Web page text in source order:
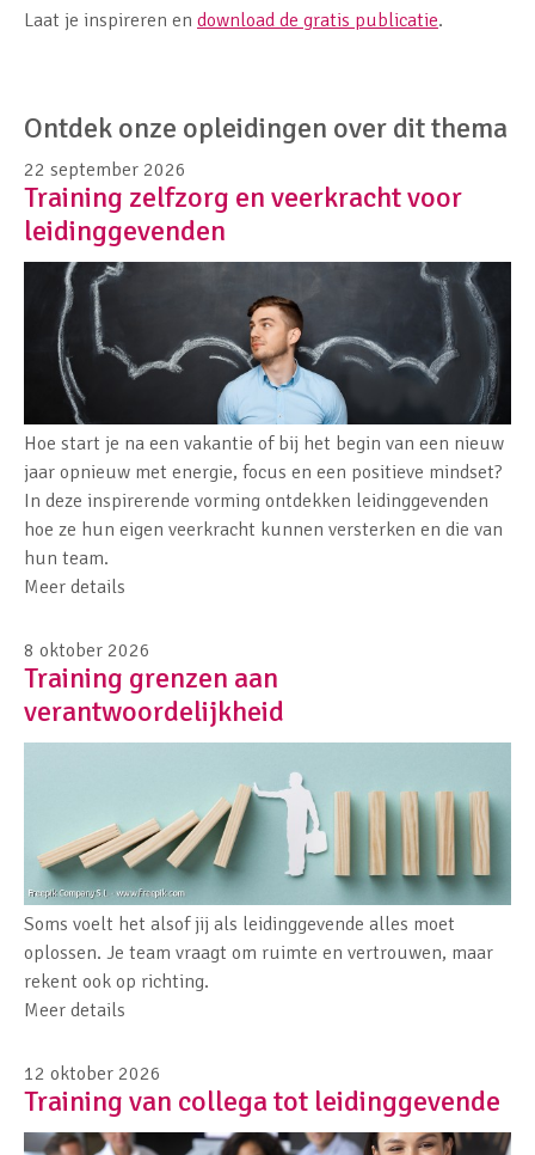
Laat je inspireren en download de gratis publicatie.
Ontdek onze opleidingen over dit thema
22 september 2026
Training zelfzorg en veerkracht voor
leidinggevenden
Hoe start je na een vakantie of bij het begin van een nieuw
jaar opnieuw met energie, focus en een positieve mindset?
In deze inspirerende vorming ontdekken leidinggevenden
hoe ze hun eigen veerkracht kunnen versterken en die van
hun team.
Meer details
8 oktober 2026
Training grenzen aan
verantwoordelijkheid
Soms voelt het alsof jij als leidinggevende alles moet
oplossen. Je team vraagt om ruimte en vertrouwen, maar
rekent ook op richting.
Meer details
12 oktober 2026
Training van collega tot leidinggevende